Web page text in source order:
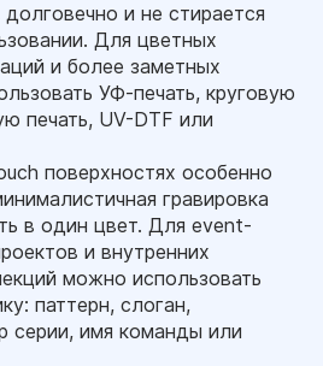
и не стирается
Для цветных
и более заметных
УФ-печать, круговую
печать, UV-DTF или
поверхностях особенно
гравировка
в один цвет. Для event-
и внутренних
можно использовать
паттерн, слоган,
серии, имя команды или